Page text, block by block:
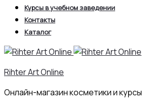
Курсы в учебном заведении
Контакты
Каталог
Rihter Art Online
Онлайн-магазин косметики и курсы